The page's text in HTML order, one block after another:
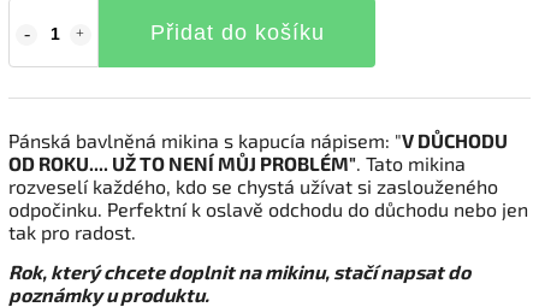
Přidat do košíku
Pánská bavlněná mikina s kapucía nápisem: "V DŮCHODU
OD ROKU.... UŽ TO NENÍ MŮJ PROBLÉM". Tato mikina
rozveselí každého, kdo se chystá užívat si zaslouženého
odpočinku. Perfektní k oslavě odchodu do důchodu nebo jen
tak pro radost.
Rok, který chcete doplnit na mikinu, stačí napsat do
poznámky u produktu.